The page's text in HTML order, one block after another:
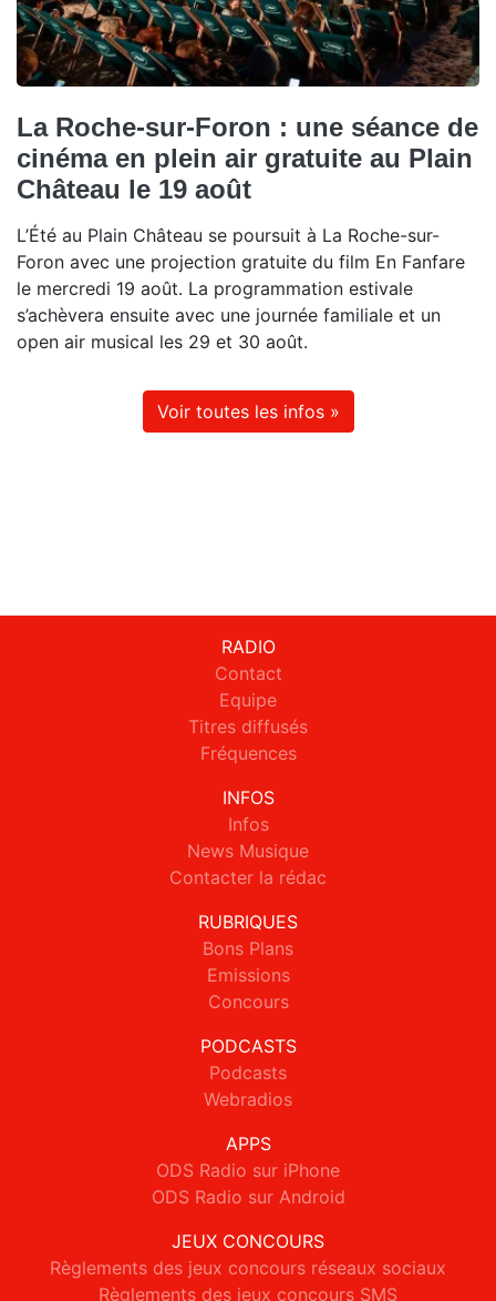
La Roche-sur-Foron : une séance de
cinéma en plein air gratuite au Plain
Château le 19 août
L’Été au Plain Château se poursuit à La Roche-sur-
Foron avec une projection gratuite du film En Fanfare
le mercredi 19 août. La programmation estivale
s’achèvera ensuite avec une journée familiale et un
open air musical les 29 et 30 août.
Voir toutes les infos »
RADIO
Contact
Equipe
Titres diffusés
Fréquences
INFOS
Infos
News Musique
Contacter la rédac
RUBRIQUES
Bons Plans
Emissions
Concours
PODCASTS
Podcasts
Webradios
APPS
ODS Radio sur iPhone
ODS Radio sur Android
JEUX CONCOURS
Règlements des jeux concours réseaux sociaux
Règlements des jeux concours SMS